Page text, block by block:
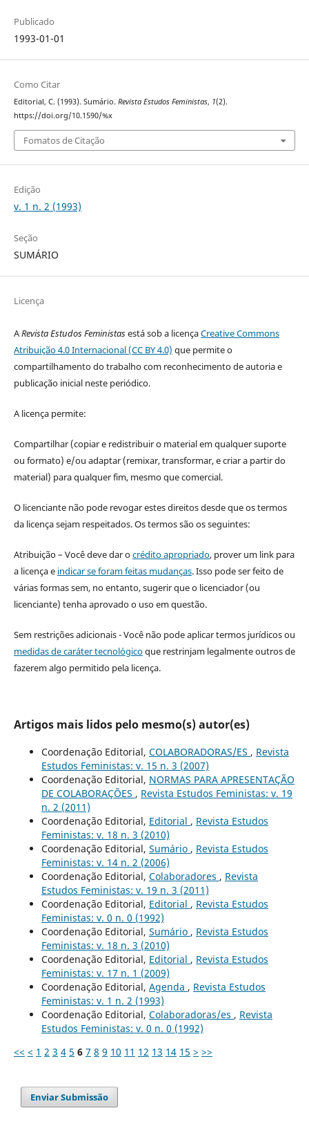
Publicado
1993-01-01
Como Citar
Editorial, C. (1993). Sumário. Revista Estudos Feministas, 1(2).
https://doi.org/10.1590/%x
Fomatos de Citação
Edição
v. 1 n. 2 (1993)
Seção
SUMÁRIO
Licença
ARevista Estudos Feministasestá sob a licençaCreative Commons
Atribuição 4.0 Internacional (CC BY 4.0) que permite o
compartilhamento do trabalho com reconhecimento de autoria e
publicação inicial neste periódico.
A licença permite:
Compartilhar (copiar e redistribuir o material em qualquer suporte
ou formato) e/ou adaptar (remixar, transformar, e criar a partir do
material) para qualquer fim, mesmo que comercial.
O licenciante não pode revogar estes direitos desde que os termos
da licença sejam respeitados. Os termos são os seguintes:
Atribuição – Você deve dar ocrédito apropriado, prover um link para
a licença e indicar se foram feitas mudanças. Isso pode ser feito de
várias formas sem, no entanto, sugerir que o licenciador (ou
licenciante) tenha aprovado o uso em questão.
Sem restrições adicionais - Você não pode aplicar termos jurídicos ou
medidas de caráter tecnológicoque restrinjam legalmente outros de
fazerem algo permitido pela licença.
Artigos mais lidos pelo mesmo(s) autor(es)
Coordenação Editorial, COLABORADORAS/ES , Revista
Estudos Feministas: v. 15 n. 3 (2007)
Coordenação Editorial, NORMAS PARA APRESENTAÇÃO
DE COLABORAÇÕES , Revista Estudos Feministas: v. 19
n. 2 (2011)
Coordenação Editorial, Editorial , Revista Estudos
Feministas: v. 18 n. 3 (2010)
Coordenação Editorial, Sumário , Revista Estudos
Feministas: v. 14 n. 2 (2006)
Coordenação Editorial, Colaboradores , Revista
Estudos Feministas: v. 19 n. 3 (2011)
Coordenação Editorial, Editorial , Revista Estudos
Feministas: v. 0 n. 0 (1992)
Coordenação Editorial, Sumário , Revista Estudos
Feministas: v. 18 n. 3 (2010)
Coordenação Editorial, Editorial , Revista Estudos
Feministas: v. 17 n. 1 (2009)
Coordenação Editorial, Agenda , Revista Estudos
Feministas: v. 1 n. 2 (1993)
Coordenação Editorial, Colaboradoras/es , Revista
Estudos Feministas: v. 0 n. 0 (1992)
<< < 1 2 3 4 5 6 7 8 9 10 11 12 13 14 15 > >>
Enviar Submissão